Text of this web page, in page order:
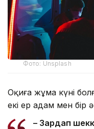
Фото: Unsplash
Оқиға жұма күні
екі ер адам мен бір
– Зардап